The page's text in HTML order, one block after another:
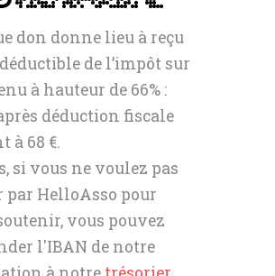
don donne lieu à reçu
de l’impôt sur
à hauteur de 66% :
déduction fiscale
à 68 €.
si vous ne voulez pas
par HelloAsso pour
vous pouvez
l'IBAN de notre